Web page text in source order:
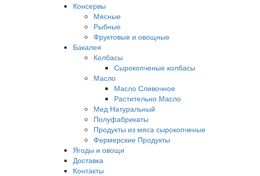
Консервы
Мясные
Рыбные
Фруктовые и овощные
Бакалея
Колбасы
Сырокопченые колбасы
Масло
Масло Сливочное
Растительно Масло
Мед Натуральный
Полуфабрикаты
Продукты из мяса сырокопченые
Фермерские Продукты
Ягоды и овощи
Доставка
Контакты